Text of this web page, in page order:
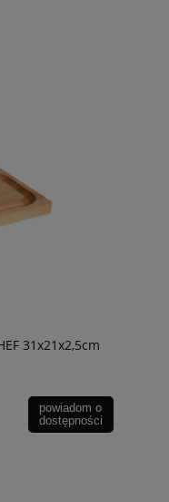
31x21x2,5cm
powiadom o
dostępności